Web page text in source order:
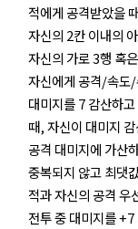
적에게 공격받았을
자신의 2칸 이내의
자신의 가로 3행 혹
자신에게 공격/속도
대미지를 7 감산하
때, 자신이 대미지
공격 대미지에 가산
중복되지 않고 최댓
적과 자신의 공격 우
전투 중 대미지를